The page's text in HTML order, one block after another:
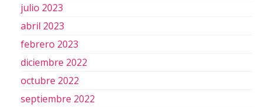
julio 2023
abril 2023
febrero 2023
diciembre 2022
octubre 2022
septiembre 2022